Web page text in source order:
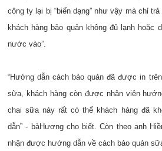
công ty lại bị “biến dạng” như vậy mà chỉ
khách hàng bảo quản không đủ lạnh hoặc
nước vào”.
“Hướng dẫn cách bảo quản đã được in
sữa, khách hàng còn được nhân viên
chai sữa này rất có thể khách hàng đã
dẫn” - bàHương cho biết. Còn theo anh
nhận được hướng dẫn về cách bảo quản